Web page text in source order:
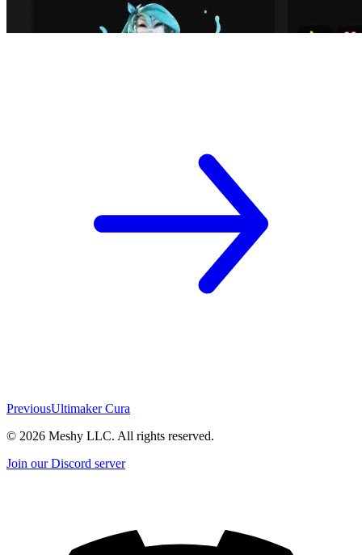
PreviousUltimaker Cura
© 2026 Meshy LLC. All rights reserved.
Join our Discord server